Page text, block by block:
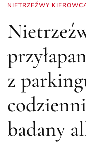
NIETRZEŹWY
z
badany